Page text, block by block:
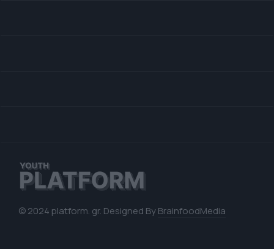
© 2024 platform. gr. Designed ByBrainfoodMedia